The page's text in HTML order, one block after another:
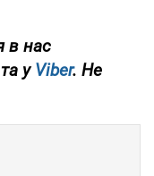
в нас
уViber. Не